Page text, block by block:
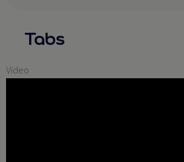
Tabs
Video